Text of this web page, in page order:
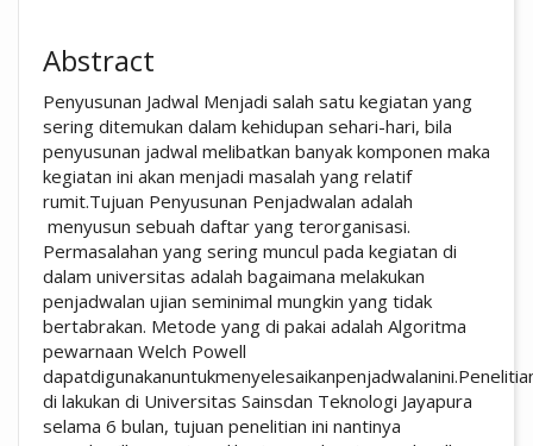
Abstract
Penyusunan Jadwal Menjadi salah satu kegiatan yang
sering ditemukan dalam kehidupan sehari-hari, bila
penyusunan jadwal melibatkan banyak komponen maka
kegiatan ini akan menjadi masalah yang relatif
rumit.Tujuan Penyusunan Penjadwalan adalah
menyusun sebuah daftar yang terorganisasi.
Permasalahan yang sering muncul pada kegiatan di
dalam universitas adalah bagaimana melakukan
penjadwalan ujian seminimal mungkin yang tidak
bertabrakan. Metode yang di pakai adalah Algoritma
pewarnaan Welch Powell
di lakukan di Universitas Sainsdan Teknologi Jayapura
selama 6 bulan, tujuan penelitian ini nantinya